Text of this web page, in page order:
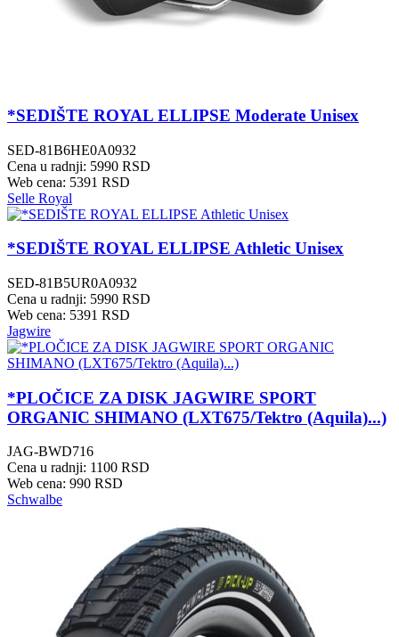
*SEDIŠTE ROYAL ELLIPSE Moderate Unisex
SED-81B6HE0A0932
Cena u radnji: 5990 RSD
Web cena: 5391 RSD
Selle Royal
*SEDIŠTE ROYAL ELLIPSE Athletic Unisex
SED-81B5UR0A0932
Cena u radnji: 5990 RSD
Web cena: 5391 RSD
Jagwire
*PLOČICE ZA DISK JAGWIRE SPORT
ORGANIC SHIMANO (LXT675/Tektro (Aquila)...)
JAG-BWD716
Cena u radnji: 1100 RSD
Web cena: 990 RSD
Schwalbe